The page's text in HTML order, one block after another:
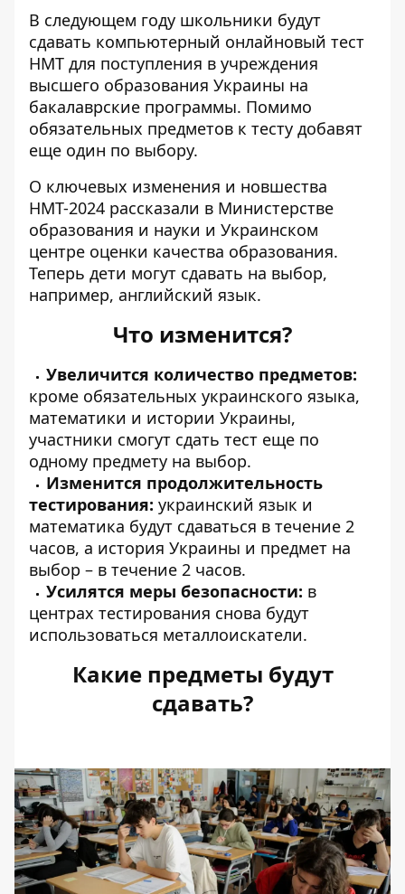
В следующем году школьники будут
сдавать компьютерный онлайновый тест
НМТ для поступления в учреждения
высшего образования Украины на
бакалаврские программы. Помимо
обязательных предметов к тесту добавят
еще один по выбору.
О ключевых изменения и новшества
НМТ-2024 рассказали в Министерстве
образования и науки и Украинском
центре оценки качества образования.
Теперь дети могут сдавать на выбор,
например, английский язык.
Что изменится?
Увеличится количество предметов:
кроме обязательных украинского языка,
математики и истории Украины,
участники смогут сдать тест еще по
одному предмету на выбор.
Изменится продолжительность
тестирования: украинский язык и
математика будут сдаваться в течение 2
часов, а история Украины и предмет на
выбор – в течение 2 часов.
Усилятся меры безопасности: в
центрах тестирования снова будут
использоваться металлоискатели.
Какие предметы будут
сдавать?